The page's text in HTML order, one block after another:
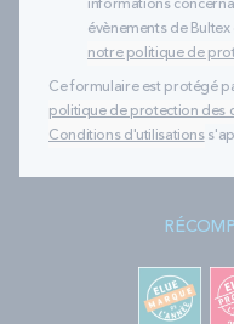
informations
évènements de
notre politique de
Ce formulaire est protégé
politique de protection des
Conditions d'utilisations